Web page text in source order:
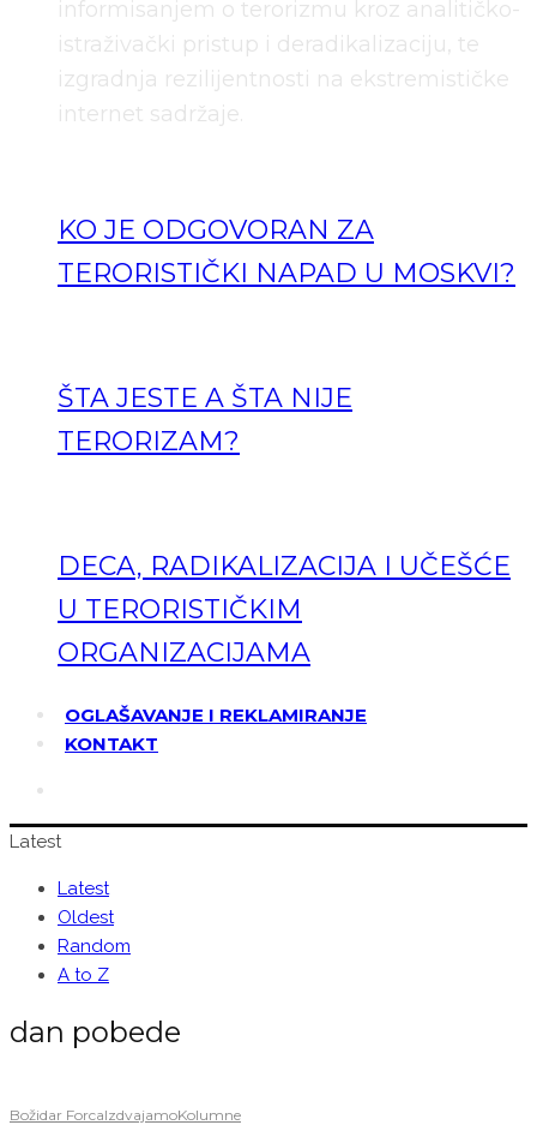
informisanjem o terorizmu kroz analitičko-
istraživački pristup i deradikalizaciju, te
izgradnja rezilijentnosti na ekstremističke
internet sadržaje.
KO JE ODGOVORAN ZA
TERORISTIČKI NAPAD U MOSKVI?
ŠTA JESTE A ŠTA NIJE
TERORIZAM?
DECA, RADIKALIZACIJA I UČEŠĆE
U TERORISTIČKIM
ORGANIZACIJAMA
OGLAŠAVANJE I REKLAMIRANJE
KONTAKT
Latest
Latest
Oldest
Random
A to Z
dan pobede
Božidar ForcaIzdvajamoKolumne